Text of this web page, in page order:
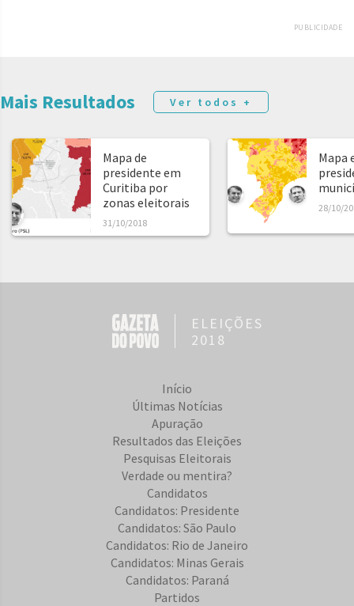
PUBLICIDADE
Mais Resultados Ver todos +
Mapa de
presidente em
Curitiba por
zonas eleitorais
31/10/2018
Mapa
28/10/
ELEIÇÕES
2018
Início
Últimas Notícias
Apuração
Resultados das Eleições
Pesquisas Eleitorais
Verdade ou mentira?
Candidatos
Candidatos: Presidente
Candidatos: São Paulo
Candidatos: Rio de Janeiro
Candidatos: Minas Gerais
Candidatos: Paraná
Partidos